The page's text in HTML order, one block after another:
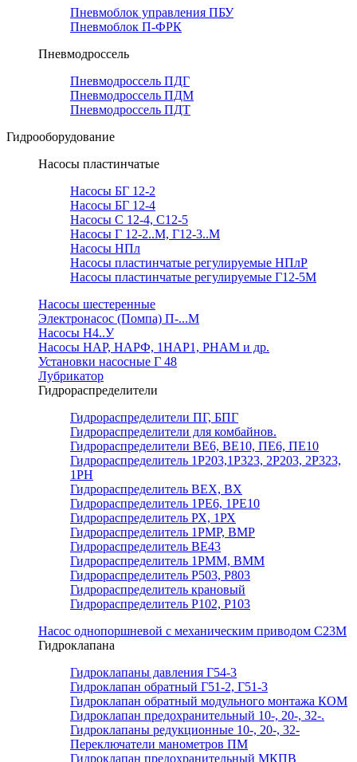
Пневмоблок управления ПБУ
Пневмоблок П-ФРК
Пневмодроссель
Пневмодроссель ПДГ
Пневмодроссель ПДМ
Пневмодроссель ПДТ
Гидрооборудование
Насосы пластинчатые
Насосы БГ 12-2
Насосы БГ 12-4
Насосы С 12-4, С12-5
Насосы Г 12-2..М, Г12-3..М
Насосы НПл
Насосы пластинчатые регулируемые НПлР
Насосы пластинчатые регулируемые Г12-5М
Насосы шестеренные
Электронасос (Помпа) П-...М
Насосы Н4..У
Насосы НАР, НАРФ, 1НАР1, РНАМ и др.
Установки насосные Г 48
Лубрикатор
Гидрораспределители
Гидрораспределители ПГ, БПГ
Гидрораспределители для комбайнов.
Гидрораспределители ВЕ6, ВЕ10, ПЕ6, ПЕ10
Гидрораспределитель 1Р203,1Р323, 2Р203, 2Р323,
1РН
Гидрораспределитель ВЕХ, ВХ
Гидрораспределитель 1РЕ6, 1РЕ10
Гидрораспределитель РХ, 1РХ
Гидрораспределитель 1РМР, ВМР
Гидрораспределитель ВЕ43
Гидрораспределитель 1РММ, ВММ
Гидрораспределитель Р503, Р803
Гидрораспределитель крановый
Гидрораспределитель Р102, Р103
Насос однопоршневой с механическим приводом С23М
Гидроклапана
Гидроклапаны давления Г54-3
Гидроклапан обратный Г51-2, Г51-3
Гидроклапан обратный модульного монтажа КОМ
Гидроклапан предохранительный 10-, 20-, 32-.
Гидроклапаны редукционные 10-, 20-, 32-
Переключатели манометров ПМ
Гидроклапан предохранительный МКПВ